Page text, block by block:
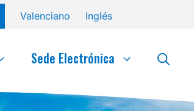
Valenciano Inglés
Sede Electrónica